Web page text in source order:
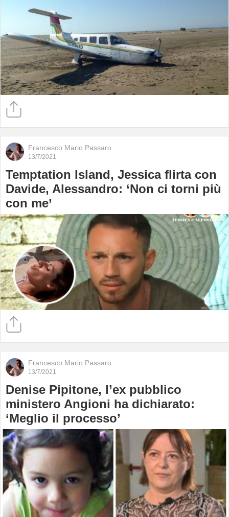
Francesco Mario Passaro
13/7/2021
Temptation Island, Jessica flirta con
Davide, Alessandro: ‘Non ci torni più
con me’
Francesco Mario Passaro
13/7/2021
Denise Pipitone, l’ex pubblico
ministero Angioni ha dichiarato:
‘Meglio il processo’